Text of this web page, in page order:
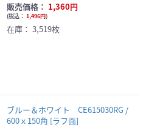
販売価格： 1,360円
(税込： 1,496円)
在庫： 3,519枚
ブルー＆ホワイト CE615030RG /
600ｘ150角 [ラフ面]